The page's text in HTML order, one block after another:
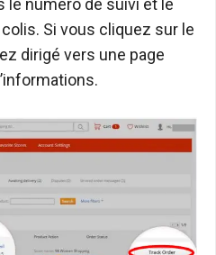
le numéro de suivi et le
Si vous cliquez sur le
dirigé vers une page